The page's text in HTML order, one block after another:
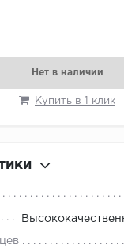
Нет в наличии
Купить в 1 клик